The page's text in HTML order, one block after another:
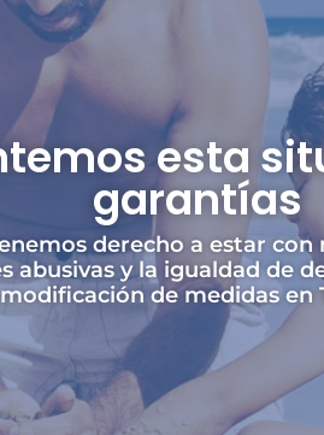
esta
garantías
derecho a estar con
abusivas y la igualdad de
de medidas